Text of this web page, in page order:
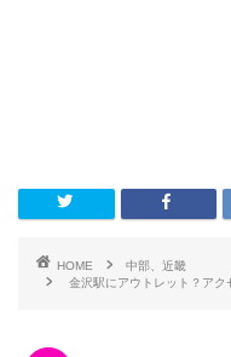
HOME
中部、近畿
金沢駅にアウトレット？アク